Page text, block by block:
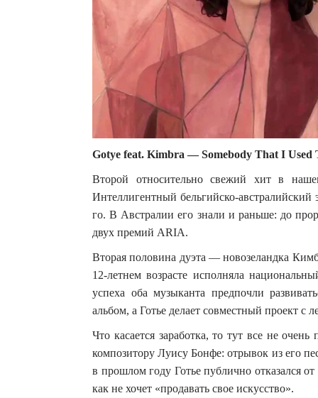
Gotye feat. Kimbra — Somebody That I Used
Второй относительно свежий хит в
Интеллигентный бельгийско-
го. В Австралии его знали и раньше: до
двух премий ARIA.
Вторая половина дуэта — новозеландка
12-летнем возрасте исполняла
успеха оба музыканта предпочли
альбом, а Готье делает совместный проект
Что касается заработка, то тут все не
композитору Луису Бонфе: отрывок из его
в прошлом году Готье публично отказался
как не хочет «продавать свое искусство».